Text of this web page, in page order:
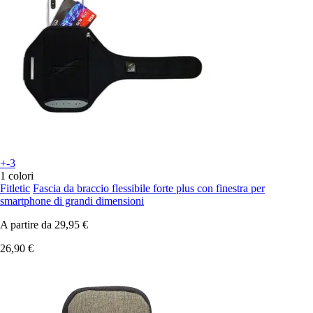
+-3
1 colori
Fitletic Fascia da braccio flessibile forte plus con finestra per
smartphone di grandi dimensioni
A partire da 29,95 €
26,90 €